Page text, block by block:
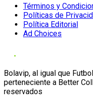
Términos y
Políticas de
Política Editorial
Ad Choices
Bolavip, al igual que
perteneciente a Better
reservados